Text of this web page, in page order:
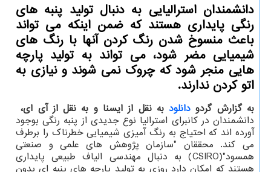
دانشمندان استرالیایی به دنبال تولید پنبه های
رنگی پایداری هستند كه ضمن اینكه می تواند
باعث منسوخ شدن رنگ كردن آنها با رنگ های
شیمیایی مضر شود، می تواند به تولید پارچه
هایی منجر شود كه چروك نمی شوند و نیازی به
اتو كردن ندارند.
به گزارش گردو دانلودبه نقل از ایسنا و به نقل از آی ای،
دانشمندان در کانبرای استرالیا نوع جدیدی از پنبه رنگی بوجود
آورده اند که احتیاج به رنگ آمیزی شیمیایی خطرناک را برطرف
می کند. محققان "سازمان پژوهش های علمی و صنعتی
همسود"(CSIRO) به دنبال مهندسی الیاف طبیعی پایداری
هستند که امکان دارد روزی به تولید پارچه های پنبه ای بدون